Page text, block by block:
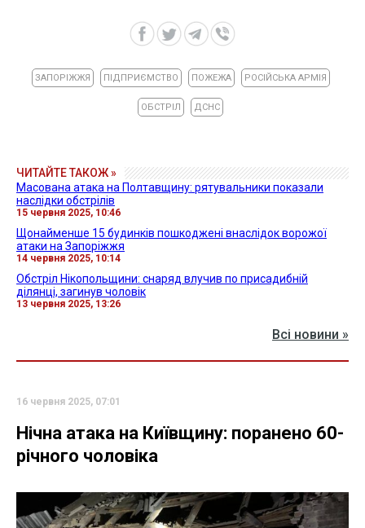
ЗАПОРІЖЖЯ ПІДПРИЄМСТВО ПОЖЕЖА РОСІЙСЬКА АРМІЯ
ОБСТРІЛ ДСНС
ЧИТАЙТЕ ТАКОЖ »
Масована атака на Полтавщину: рятувальники показали
наслідки обстрілів
15 червня 2025, 10:46
Щонайменше 15 будинків пошкоджені внаслідок ворожої
атаки на Запоріжжя
14 червня 2025, 10:14
Обстріл Нікопольщини: снаряд влучив по присадибній
ділянці, загинув чоловік
13 червня 2025, 13:26
Всі новини »
16 червня 2025, 07:01
Нічна атака на Київщину: поранено 60-
річного чоловіка